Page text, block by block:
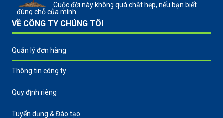
Cuộc đời này không quá chật hẹp, nếu bạn biết
đúng chỗ của mình
VỀ CÔNG TY CHÚNG TÔI
Quản lý đơn hàng
Thông tin công ty
Quy định riêng
Tuyển dụng & Đào tạo